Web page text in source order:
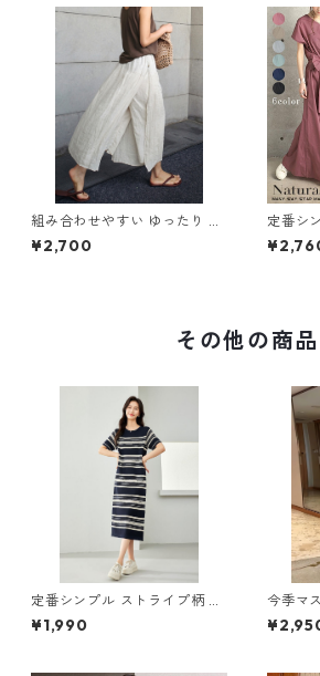
組み合わせやすい ゆったり キ
ュロットスカート パンツ m-7
63
¥2,700
定番シ
袖 バッ
ピース
その他の商品
定番シンプル ストライプ柄 切
り替え アイスシルク ニットワ
ンピース m-269
¥1,990
今季マストバイ
ャザー
-278